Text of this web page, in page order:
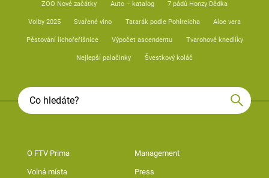
ZOO Nové začátky Auto – katalog 7 pádů Honzy Dědka
Volby 2025 Svařené víno Tatarák podle Pohlreicha Aloe vera
Pěstování lichořeřišnice Výpočet ascendentu Tvarohové knedlíky
Nejlepší palačinky Švestkový koláč
O FTV Prima Management
Volná místa Press